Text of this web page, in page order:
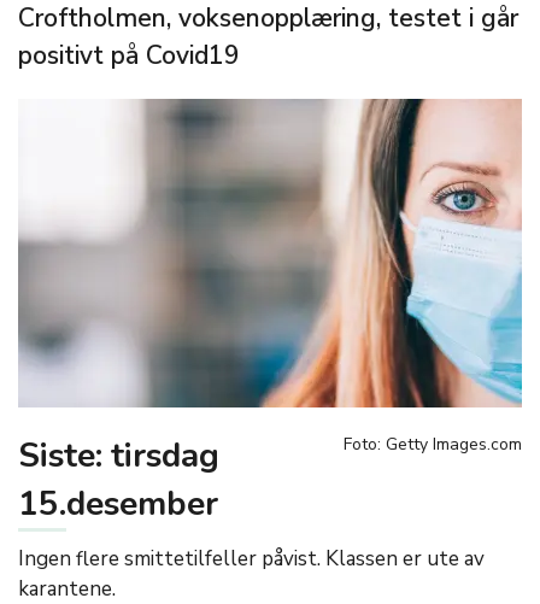
Croftholmen, voksenopplæring, testet i går
positivt på Covid19
Foto: Getty Images.com
Siste: tirsdag
15.desember
Ingen flere smittetilfeller påvist. Klassen er ute av
karantene.